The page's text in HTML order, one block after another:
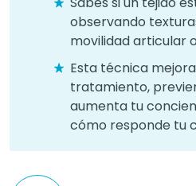
observando
movilidad articular
Esta técnica
tratamiento,
aumenta tu
cómo responde tu